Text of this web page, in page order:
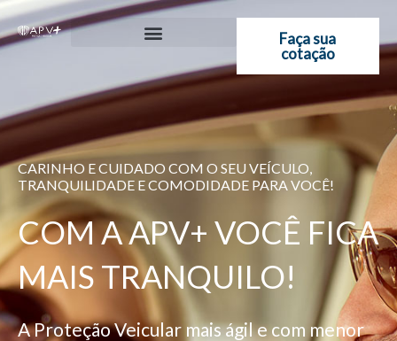
Ir
para
Faça sua
cotação
CARINHO E CUIDADO COM O SEU VEÍCULO,
TRANQUILIDADE E COMODIDADE PARA VOCÊ!
COM A APV+ VOCÊ FICA
MAIS TRANQUILO!
A Proteção Veicular mais ágil e com menor